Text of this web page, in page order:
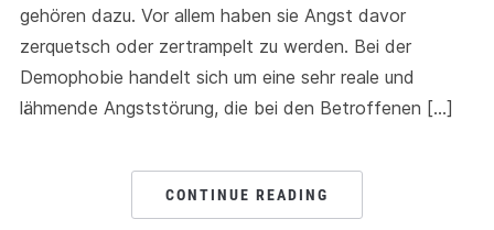
gehören dazu. Vor allem haben sie Angst davor
zerquetsch oder zertrampelt zu werden. Bei der
Demophobie handelt sich um eine sehr reale und
lähmende Angststörung, die bei den Betroffenen […]
CONTINUE READING